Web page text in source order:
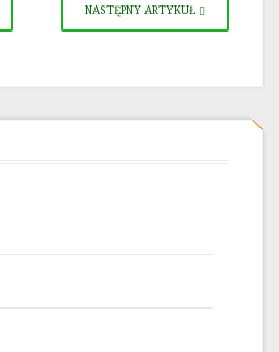
NASTĘPNY ARTYKUŁ